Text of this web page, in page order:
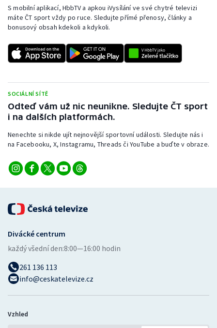
Short track
Sportovní střelba
Stolní tenis
Veslování
Vodní slalom
Volejbal
Ostatní
S mobilní aplikací, HbbTV a apkou iVysílání ve své chytré televizi
máte ČT sport vždy po ruce. Sledujte přímé přenosy, články a
bonusový obsah kdekoli a kdykoli.
SOCIÁLNÍ SÍTĚ
Odteď vám už nic neunikne. Sledujte ČT sport
i na dalších platformách.
Nenechte si nikde ujít nejnovější sportovní události. Sledujte nás i
na Facebooku, X, Instagramu, Threads či YouTube a buďte v obraze.
Divácké centrum
každý všední den:8:00—16:00 hodin
261 136 113
info@ceskatelevize.cz
Vzhled